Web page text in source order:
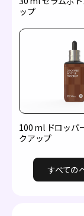
ップ
100 ml ドロッパ
クアップ
すべての